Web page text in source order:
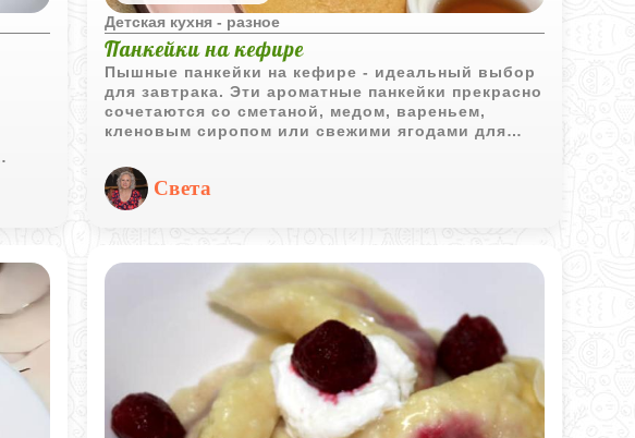
Детская кухня - разное
Панкейки на кефире
Пышные панкейки на кефире - идеальный выбор
для завтрака. Эти ароматные панкейки прекрасно
сочетаются со сметаной, медом, вареньем,
кленовым сиропом или свежими ягодами для
Света